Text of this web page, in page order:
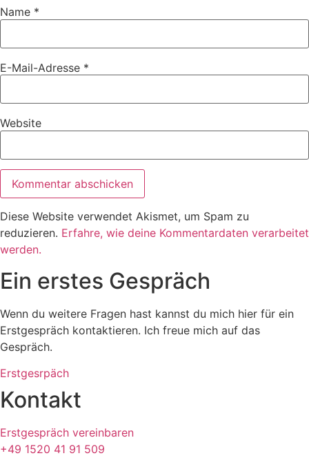
Name *
E-Mail-Adresse *
Website
Diese Website verwendet Akismet, um Spam zu
reduzieren. Erfahre, wie deine Kommentardaten verarbeitet
werden.
Ein erstes Gespräch
Wenn du weitere Fragen hast kannst du mich hier für ein
Erstgespräch kontaktieren. Ich freue mich auf das
Gespräch.
Erstgesrpäch
Kontakt
Erstgespräch vereinbaren
+49 1520 41 91 509